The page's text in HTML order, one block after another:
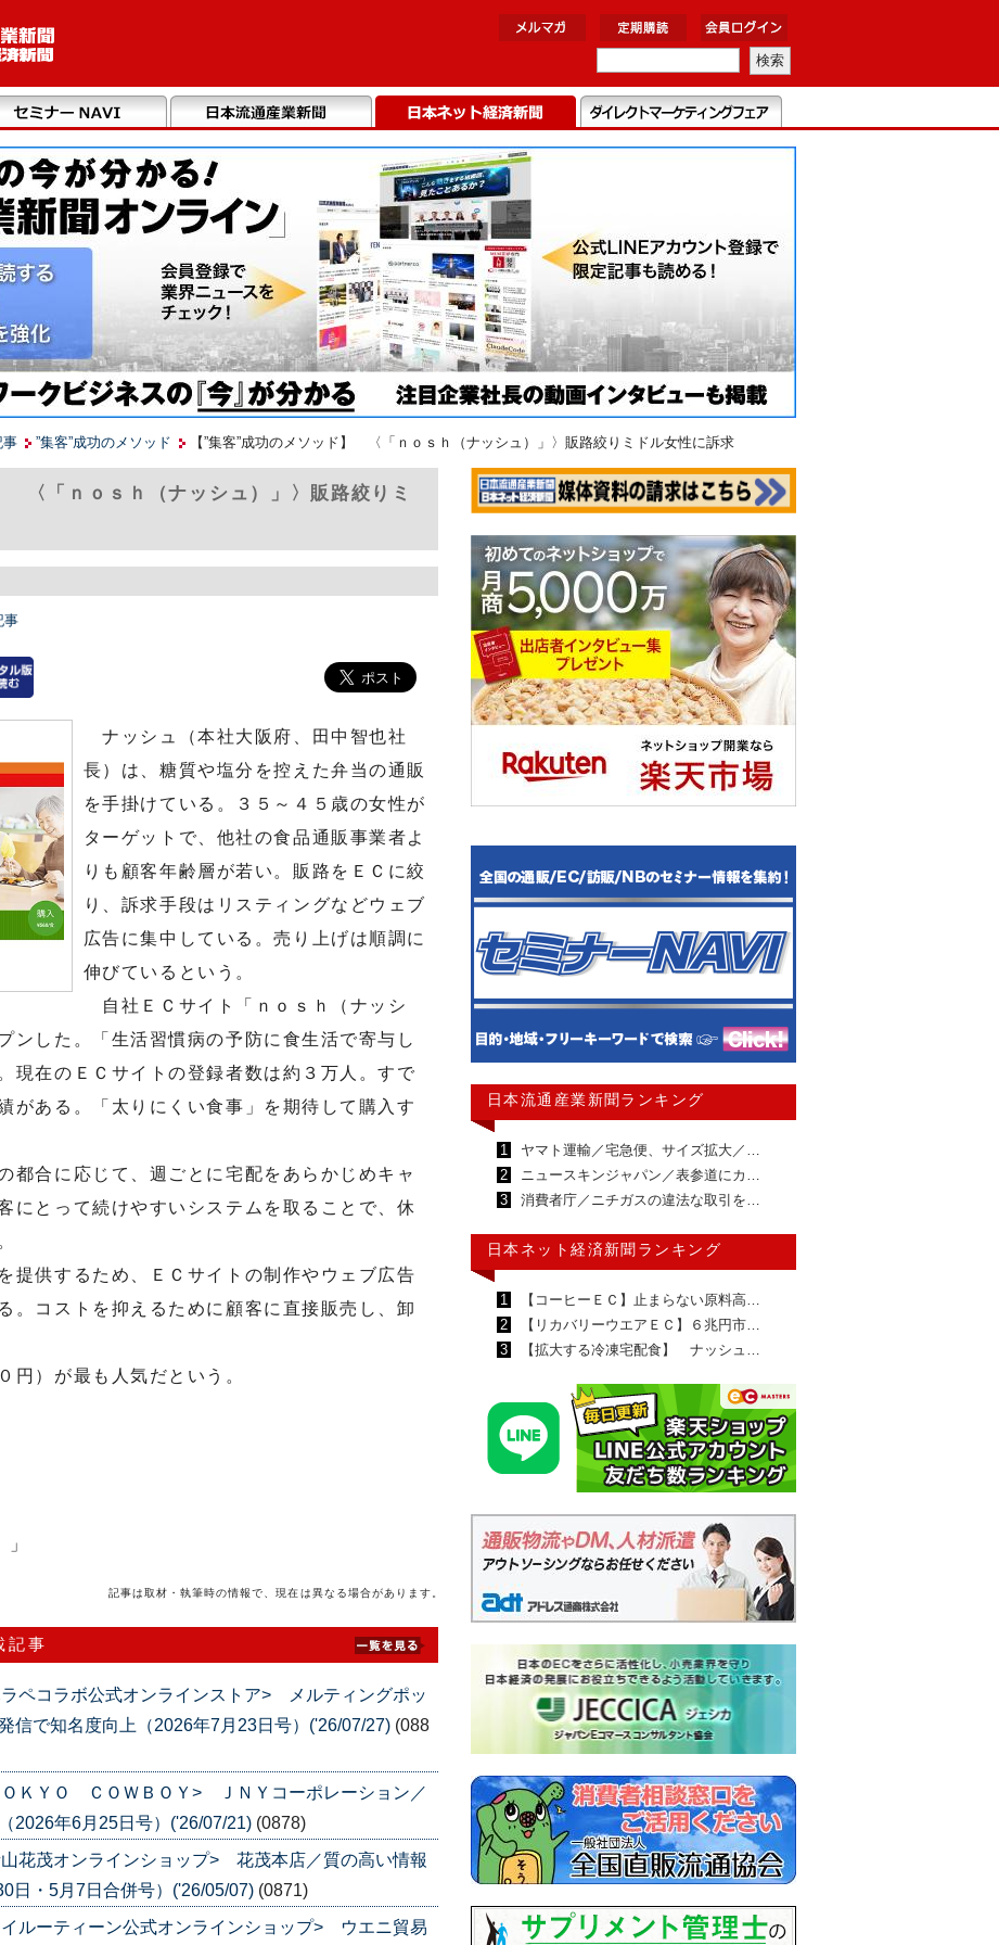
事 ”集客”成功のメソッド 【”集客”成功のメソッド】 〈「ｎｏｓｈ（ナッシュ）」〉販路絞りミドル女性に訴求
〈「ｎｏｓｈ（ナッシュ）」〉販路絞りミ
事
ナッシュ（本社大阪府、田中智也社
長）は、糖質や塩分を控えた弁当の通販
を手掛けている。３５～４５歳の女性が
ターゲットで、他社の食品通販事業者よ
りも顧客年齢層が若い。販路をＥＣに絞
り、訴求手段はリスティングなどウェブ
広告に集中している。売り上げは順調に
伸びているという。
自社ＥＣサイト「ｎｏｓｈ（ナッシ
ンした。「生活習慣病の予防に食生活で寄与し
現在のＥＣサイトの登録者数は約３万人。すで
がある。「太りにくい食事」を期待して購入す
合に応じて、週ごとに宅配をあらかじめキャ
にとって続けやすいシステムを取ることで、休
提供するため、ＥＣサイトの制作やウェブ広告
。コストを抑えるために顧客に直接販売し、卸
）が最も人気だという。
記事は取材・執筆時の情報で、現在は異なる場合があります。
記事
ペコラボ公式オンラインストア> メルティングポッ
信で知名度向上（2026年7月23日号）('26/07/27) (088
ＯＫＹＯ ＣＯＷＢＯＹ> ＪＮＹコーポレーション／
2026年6月25日号）('26/07/21) (0878)
花茂オンラインショップ> 花茂本店／質の高い情報
日・5月7日合併号）('26/05/07) (0871)
ルーティーン公式オンラインショップ> ウエニ貿易
日本流通産業新聞ランキング
1
ヤマト運輸／宅急便、サイズ拡大／…
2
ニュースキンジャパン／表参道にカ…
3
消費者庁／ニチガスの違法な取引を…
日本ネット経済新聞ランキング
1
【コーヒーＥＣ】止まらない原料高…
2
【リカバリーウエアＥＣ】６兆円市…
3
【拡大する冷凍宅配食】 ナッシュ…